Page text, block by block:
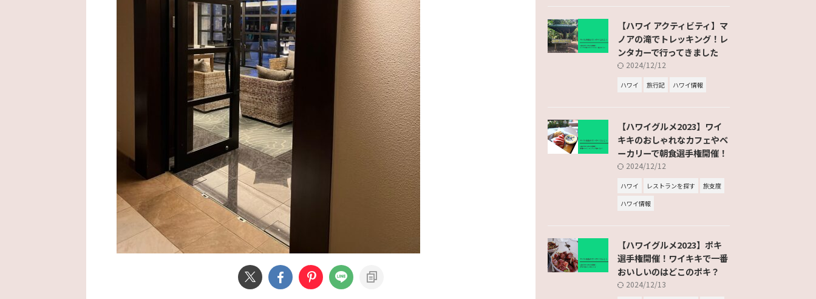
【ハワイ アクティビティ】マ
ノアの滝でトレッキング！レ
ンタカーで行ってきました
2024/12/12
ハワイ 旅行記 ハワイ情報
【ハワイグルメ2023】ワイ
キキのおしゃれなカフェやベ
ーカリーで朝食選手権開催！
2024/12/12
ハワイ レストランを探す
旅支度
ハワイ情報
【ハワイグルメ2023】ポキ
選手権開催！ワイキキで一番
おいしいのはどこのポキ？
2024/12/13